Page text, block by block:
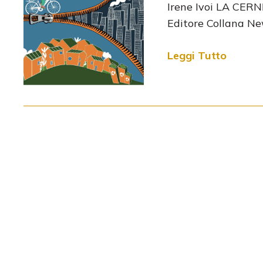
Irene Ivoi LA
Editore Collana
Leggi Tutto